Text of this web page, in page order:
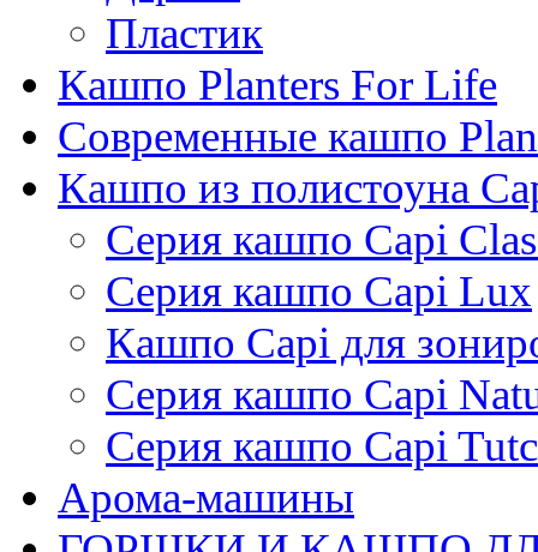
Пластик
Кашпо Planters For Life
Современные кашпо
Кашпо из полистоуна
Серия кашпо Capi
Серия кашпо Capi Lux
Кашпо Capi для
Серия кашпо Capi
Серия кашпо Capi
Арома-машины